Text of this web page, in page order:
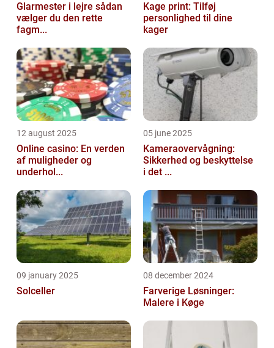
Glarmester i lejre sådan
vælger du den rette
fagm...
Kage print: Tilføj
personlighed til dine
kager
12 august 2025
Online casino: En verden
af muligheder og
underhol...
05 june 2025
Kameraovervågning:
Sikkerhed og beskyttelse
i det ...
09 january 2025
Solceller
08 december 2024
Farverige Løsninger:
Malere i Køge